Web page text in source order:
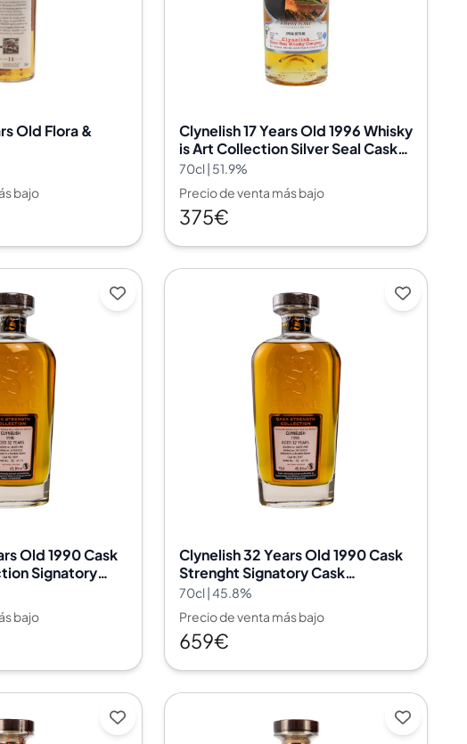
Old Flora &
bajo
Clynelish 17 Years Old 1996 Whisky
is Art Collection Silver Seal Cask
No. 2933
70cl | 51.9%
Precio de venta más bajo
375€
Old 1990 Cask
Signatory
bajo
Clynelish 32 Years Old 1990 Cask
Strenght Signatory Cask
Signatory Vintage 3507
70cl | 45.8%
Precio de venta más bajo
659€